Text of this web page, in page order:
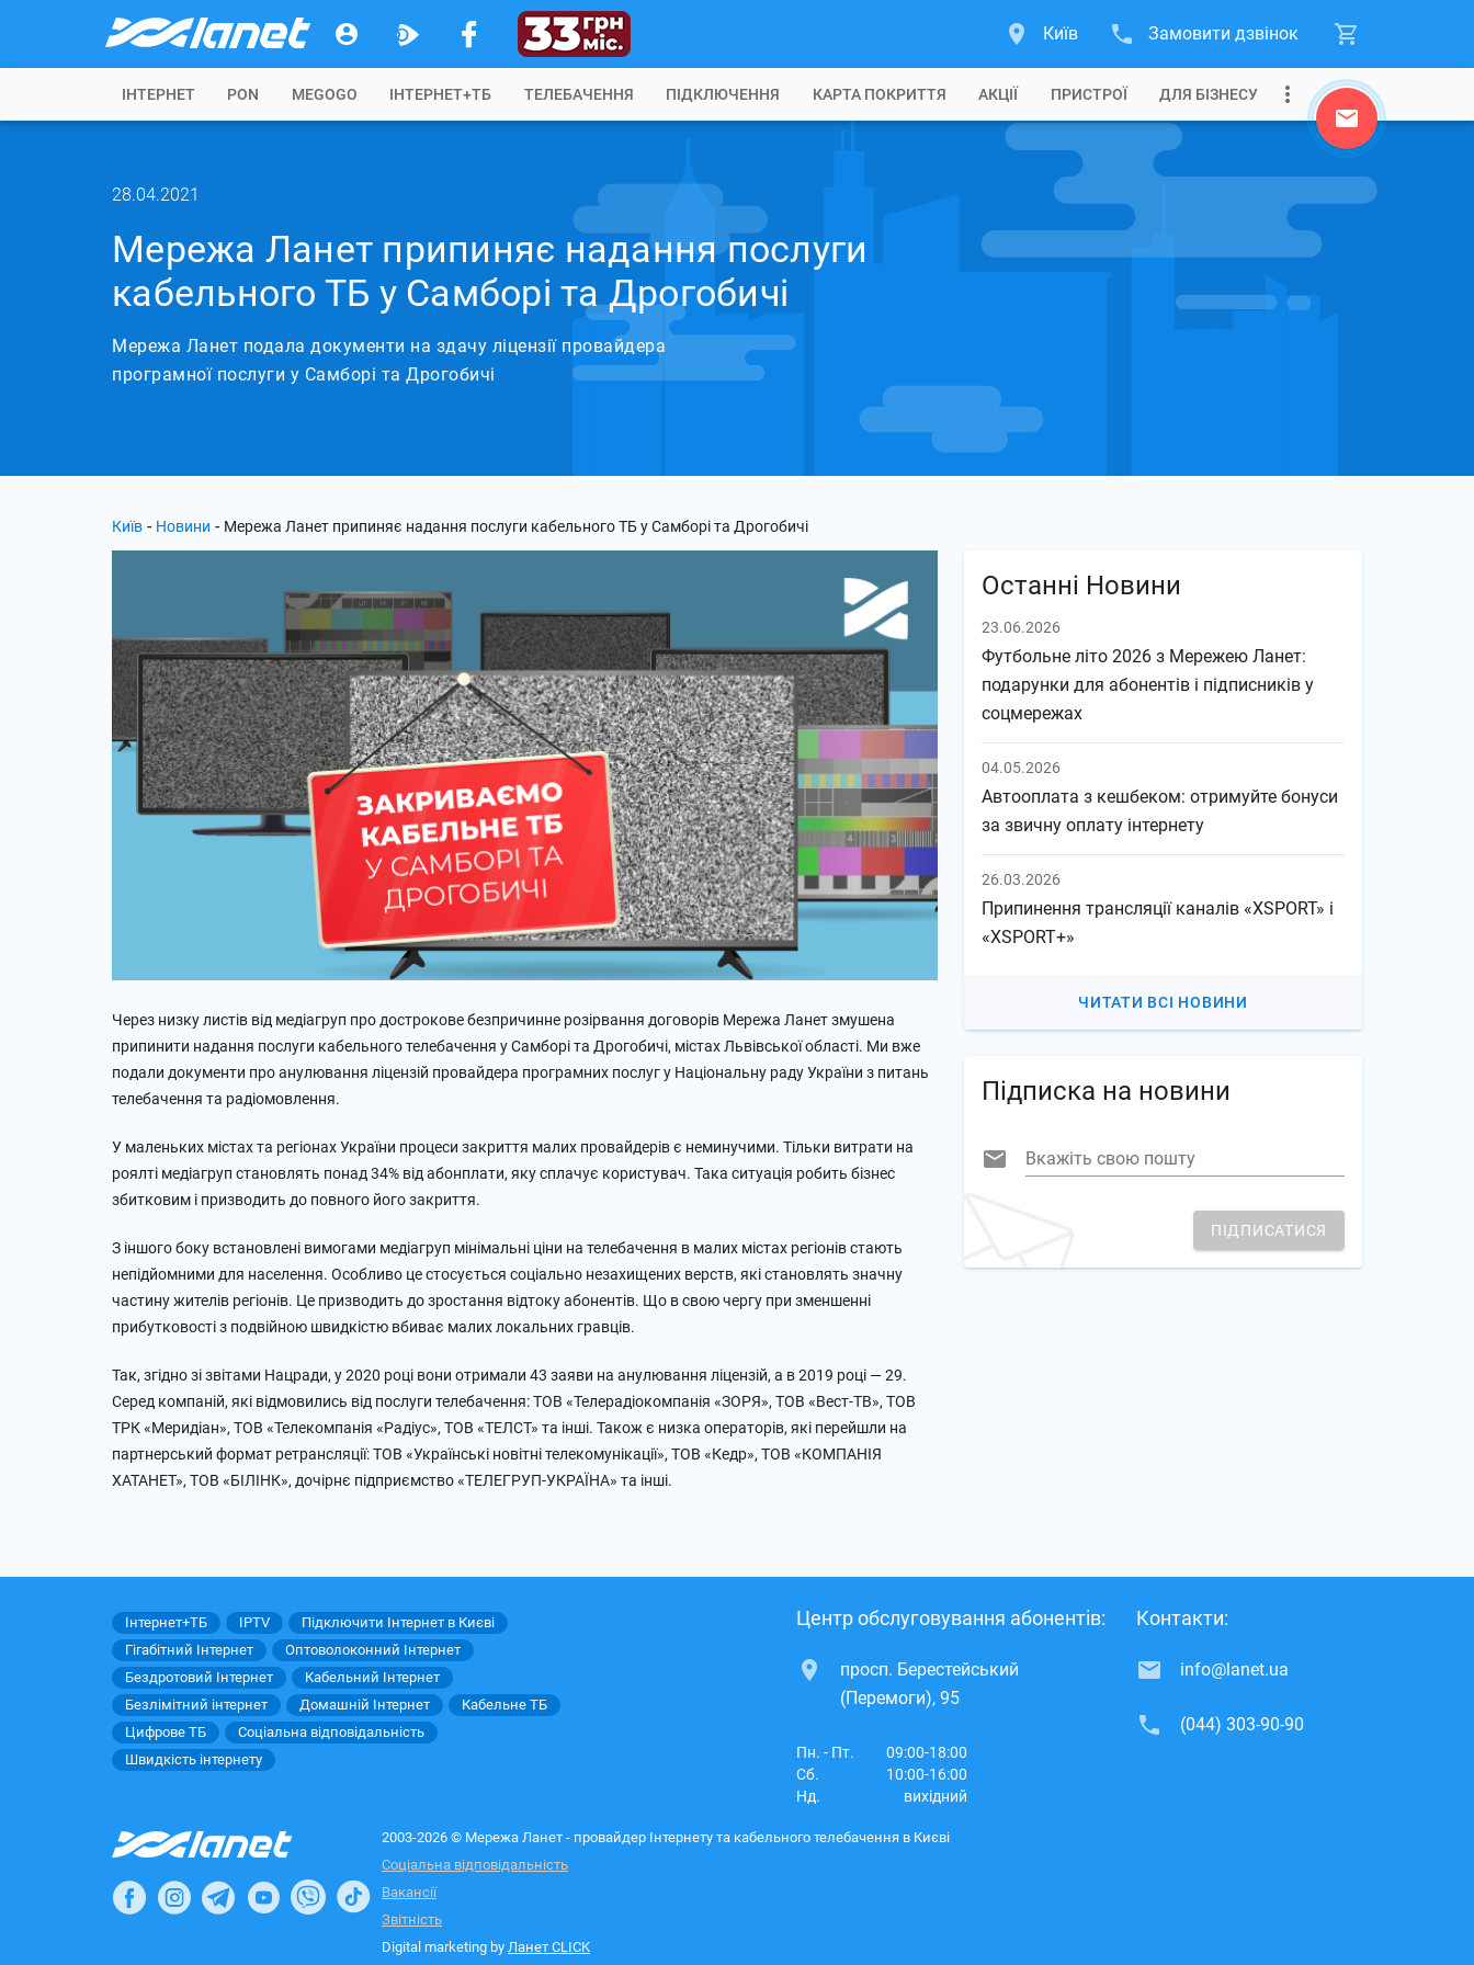
Київ Замовити дзвінок
IНТЕРНЕТ PON MEGOGO ІНТЕРНЕТ+ТБ ТЕЛЕБАЧЕННЯ ПІДКЛЮЧЕННЯ КАРТА ПОКРИТТЯ АКЦІЇ ПРИСТРОЇ ДЛЯ БІЗНЕСУ
28.04.2021
Мережа Ланет припиняє надання послуги
кабельного ТБ у Самборі та Дрогобичі
Мережа Ланет подала документи на здачу ліцензії провайдера
програмної послуги у Самборі та Дрогобичі
Київ - Новини - Мережа Ланет припиняє надання послуги кабельного ТБ у Самборі та Дрогобичі
Через низку листів від медіагруп про дострокове безпричинне розірвання договорів Мережа Ланет змушена
припинити надання послуги кабельного телебачення у Самборі та Дрогобичі, містах Львівської області. Ми вже
подали документи про анулювання ліцензій провайдера програмних послуг у Національну раду України з питань
телебачення та радіомовлення.
У маленьких містах та регіонах України процеси закриття малих провайдерів є неминучими. Тільки витрати на
роялті медіагруп становлять понад 34% від абонплати, яку сплачує користувач. Така ситуація робить бізнес
збитковим і призводить до повного його закриття.
З іншого боку встановлені вимогами медіагруп мінімальні ціни на телебачення в малих містах регіонів стають
непідйомними для населення. Особливо це стосується соціально незахищених верств, які становлять значну
частину жителів регіонів. Це призводить до зростання відтоку абонентів. Що в свою чергу при зменшенні
прибутковості з подвійною швидкістю вбиває малих локальних гравців.
Так, згідно зі звітами Нацради, у 2020 році вони отримали 43 заяви на анулювання ліцензій, а в 2019 році — 29.
Серед компаній, які відмовились від послуги телебачення: ТОВ «Телерадіокомпанія «ЗОРЯ», ТОВ «Вест-ТВ», ТОВ
ТРК «Меридіан», ТОВ «Телекомпанія «Радіус», ТОВ «ТЕЛСТ» та інші. Також є низка операторів, які перейшли на
партнерський формат ретрансляції: ТОВ «Українські новітні телекомунікації», ТОВ «Кедр», ТОВ «КОМПАНІЯ
ХАТАНЕТ», ТОВ «БІЛІНК», дочірнє підприємство «ТЕЛЕГРУП-УКРАЇНА» та інші.
Останні Новини
23.06.2026
Футбольне літо 2026 з Мережею Ланет:
подарунки для абонентів і підписників у
соцмережах
04.05.2026
Автооплата з кешбеком: отримуйте бонуси
за звичну оплату інтернету
26.03.2026
Припинення трансляції каналів «XSPORT» і
«XSPORT+»
ЧИТАТИ ВСІ НОВИНИ
Підписка на новини
Вкажіть свою пошту
ПІДПИСАТИСЯ
2003-2026 © Мережа Ланет - провайдер Інтернету та кабельного телебачення в Києві
Соціальна відповідальність
Вакансії
Звітність
Digital marketing by Ланет CLICK
Центр обслуговування абонентів:
просп. Берестейський
(Перемоги), 95
Пн. - Пт.
09:00-18:00
Сб.
10:00-16:00
Нд.
вихідний
Контакти:
info@lanet.ua
(044) 303-90-90
Інтернет+ТБ IPTV
Підключити Інтернет в Києві
Гігабітний Інтернет
Оптоволоконний Інтернет
Бездротовий Інтернет
Кабельний Інтернет
Безлімітний інтернет
Домашній Інтернет
Кабельне ТБ
Цифрове ТБ
Соціальна відповідальність
Швидкість інтернету